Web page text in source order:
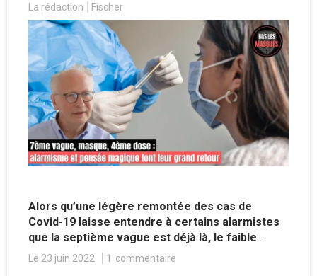
La rédaction Fischer
Alors qu’une légère remontée des cas de
Covid-19 laisse entendre à certains alarmistes
que la septième vague est déjà là, le faible
nombre de quadruples vaccinés est déjà pointé
du doigt.
Le 23 juin 2022 1 commentaire